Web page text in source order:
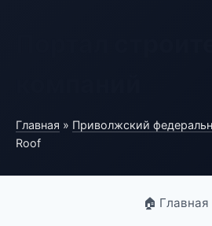
Главная » Приволжский
Roof
🏠 Главная